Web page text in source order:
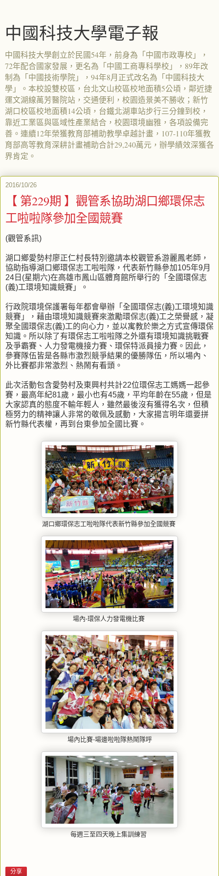
中國科技大學電子報
中國科技大學創立於民國54年，前身為「中國市政專校」，
72年配合國家發展，更名為「中國工商專科學校」，89年改
制為「中國技術學院」，94年8月正式改名為「中國科技大
學」。本校設雙校區，台北文山校區校地面積5公頃，鄰近捷
運文湖線萬芳醫院站，交通便利，校園造景美不勝收；新竹
湖口校區校地面積14公頃，台鐵北湖車站步行三分鐘到校，
靠近工業區與區域性產業結合，校園環境幽雅，各項設備完
善。連續12年榮獲教育部補助教學卓越計畫，107-110年獲教
育部高等教育深耕計畫補助合計29,240萬元，辦學績效深獲各
界肯定。
2016/10/26
【 第229期 】觀管系協助湖口鄉環保志
工啦啦隊參加全國競賽
(觀管系訊)
湖口鄉愛勢村廖正仁村長特別邀請本校觀管系游麗鳳老師，
協助指導湖口鄉環保志工啦啦隊，代表新竹縣參加105年9月
24日(星期六)在高雄市鳳山區體育館所舉行的「全國環保志
(義)工環境知識競賽」。
行政院環境保護署每年都會舉辦「全國環保志(義)工環境知識
競賽」，藉由環境知識競賽來激勵環保志(義)工之榮譽感，凝
聚全國環保志(義)工的向心力，並以寓教於樂之方式宣傳環保
知識。所以除了有環保志工啦啦隊之外還有環境知識挑戰賽
及爭霸賽、人力發電機接力賽、環保特派員接力賽。因此，
參賽隊伍皆是各縣市激烈競爭結果的優勝隊伍，所以場內、
外比賽都非常激烈、熱鬧有看頭。
此次活動包含愛勢村及東興村共計22位環保志工媽媽一起參
賽，最高年紀81歲，最小也有45歲，平均年齡在55歲，但是
大家認真的態度不輸年輕人，雖然最後沒有獲得名次，但積
極努力的精神讓人非常的敬佩及感動，大家揚言明年還要拼
新竹縣代表權，再到台東參加全國比賽。
湖口鄉環保志工啦啦隊代表新竹縣參加全國競賽
場內-環保人力發電機比賽
場內比賽-場邊啦啦隊熱鬧隊呼
每週三至四天晚上集訓練習
分享